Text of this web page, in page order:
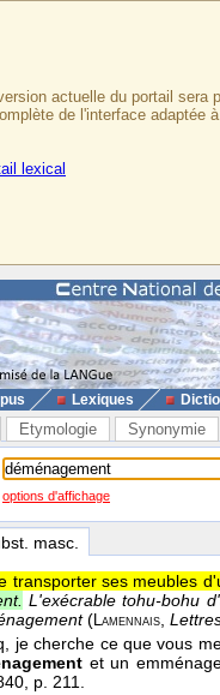
actuelle du portail sera
de l'interface
lexical
Lexiques
Etymologie Synonymie
options d'affichage
masc.
transporter ses meubles
L'exécrable tohu-bohu
(Lamennais,
je cherche ce que vous
et un
, p. 211.